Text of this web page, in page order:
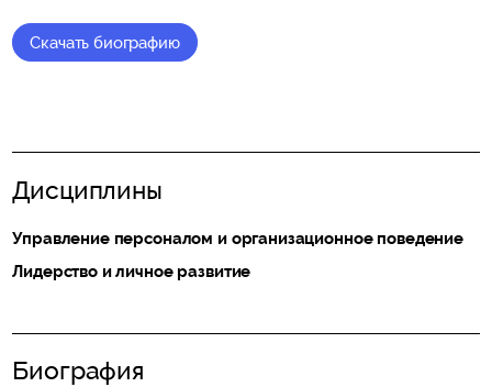
Скачать биографию
Дисциплины
Управление персоналом и организационное поведение
Лидерство и личное развитие
Биография